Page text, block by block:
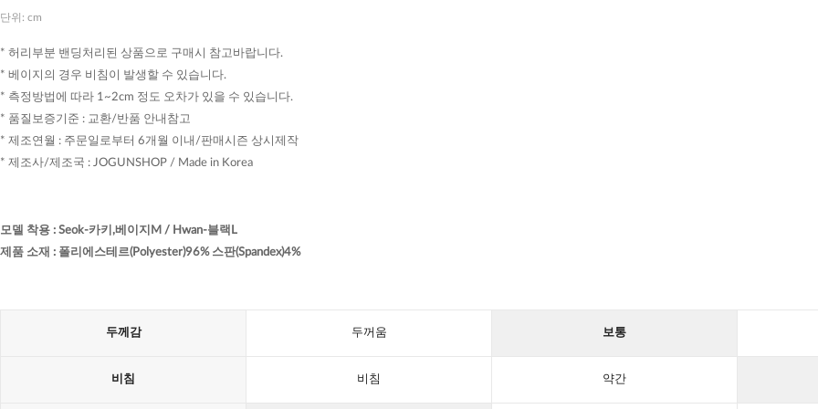
단위: cm
* 허리부분 밴딩처리된 상품으로 구매시 참고바랍니다.
* 베이지의 경우 비침이 발생할 수 있습니다.
* 측정방법에 따라 1~2cm 정도 오차가 있을 수 있습니다.
* 품질보증기준 : 교환/반품 안내참고
* 제조연월 : 주문일로부터 6개월 이내/판매시즌 상시제작
* 제조사/제조국 : JOGUNSHOP / Made in Korea
모델 착용 : Seok-카키,베이지M / Hwan-블랙L
제품 소재 : 폴리에스테르(Polyester)96% 스판(Spandex)4%
두께감 두꺼움 보통
비침 비침 약간